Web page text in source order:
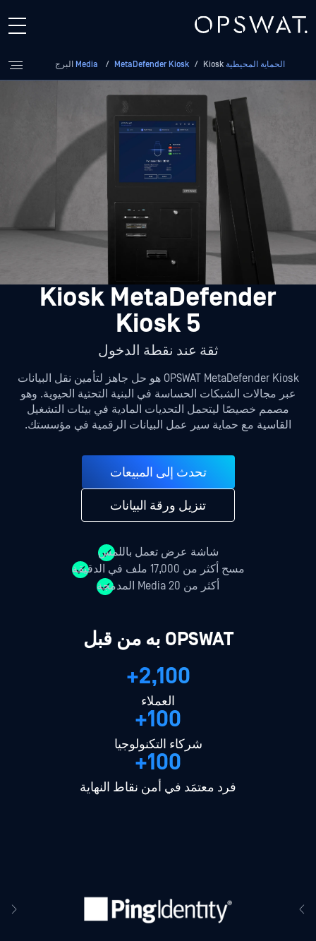
الحماية المحيطية Media / MetaDefender Kiosk / Kiosk البرج
Kiosk MetaDefender
Kiosk 5
ثقة عند نقطة الدخول
OPSWAT MetaDefender Kiosk هو حل جاهز لتأمين نقل البيانات
عبر مجالات الشبكات الحساسة في البنية التحتية الحيوية. وهو
مصمم خصيصًا ليتحمل التحديات المادية في بيئات التشغيل
القاسية مع حماية سير عمل البيانات الرقمية في مؤسستك.
تحدث إلى المبيعات
تنزيل ورقة البيانات
شاشة عرض تعمل باللمس
مسح أكثر من 17,000 ملف في الدقيقة
أكثر من 20 Media المدمجة
OPSWAT به من قبل
2,100+
العملاء
100+
شركاء التكنولوجيا
100+
فرد معتمَد في أمن نقاط النهاية